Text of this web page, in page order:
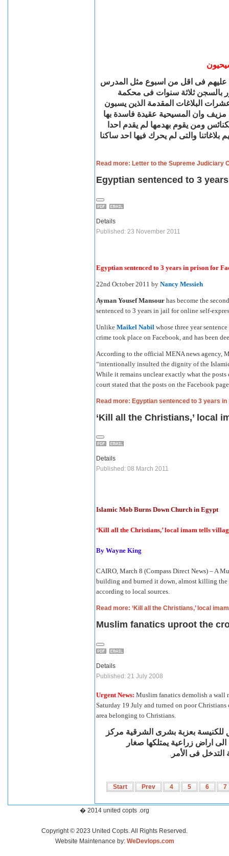
عليهم فى اقل من اسبوع مثل المدرس
بالسجن ثلاثة سنوات فى محكمة
البلاغات المقدمة الذين يسبون
وان المسيحية عقيدة فاسدة بها
ومن يقوم بهدمها لم يقدم احدا
والتى لم يحرك فيها احد ساكنا
Read more: Letter to the Supreme Judiciary
Egyptian sentenced to 3
Details
Published: 23 November 2011
Egyptian sentenced to 3 years in prison for
22nd October 2011 by Nancy Messieh
Ayman Yousef Mansour has become the
sentenced to 3 years in jail for online self-
Unlike Maikel Nabil whose three year
crime took place on Facebook, and has been
According to the official MENA news agency,
“intentionally insulted the dignity of the
While it remains unclear exactly what the
court stated that the posts on the Facebook
Read more: Egyptian sentenced to 3 years
‘Kill all the Christians,’ local
Details
Published: 08 March 2011
Islamic Mob Burns Down Church in Egypt
‘Kill all the Christians,’ local imam tells
By Wayne King
CAIRO, March 8 (Compass Direct News) – A
building and burned it down, almost killing
according to local sources.
Read more: ‘Kill all the Christians,’ local
Muslim fanatics uproot the
Details
Published: 21 July 2008
Urgent News: Muslim fanatics demolish a wall
Saturday 19 July and turned on poor
area belonging to Christians.
بعزبة بشرى الشرقية مركز
الإعتداء الى اراض زراعية يمتلكها صغار
فى الأمر .
Start Prev 4 5 6 7
� 2014 united copts .org
Copyright © 2023 United Copts. All Rights Reserved.
Website Maintenance by: WeDevlops.com